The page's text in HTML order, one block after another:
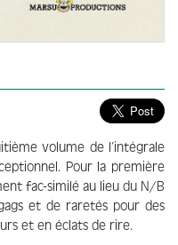
volume de l’intégrale
Pour la première
fac-similé au lieu du N/B
et de raretés pour des
et en éclats de rire.